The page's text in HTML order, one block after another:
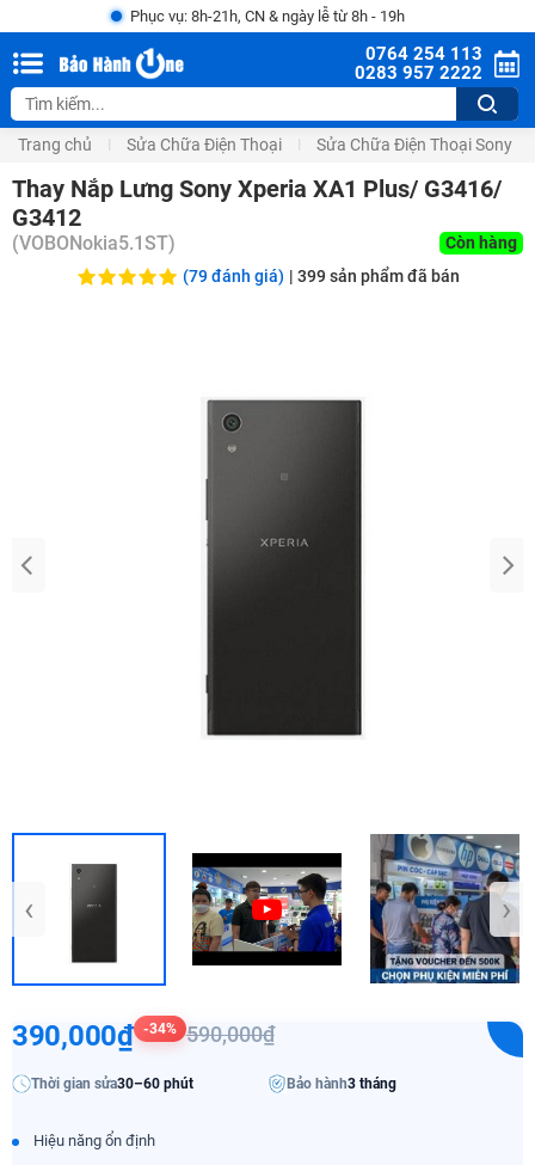
Phục vụ: 8h-21h, CN & ngày lễ từ 8h - 19h
0764 254 113
0283 957 2222
Trang chủ Sửa Chữa Điện Thoại Sửa Chữa Điện Thoại Sony
Thay Nắp Lưng Sony Xperia XA1 Plus/ G3416/
G3412
(VOBONokia5.1ST)
Còn hàng
(79 đánh giá) | 399sản phẩm đã bán
‹ ›
390,000₫ -34% 590,000₫
Thời gian sửa30–60 phút Bảo hành3 tháng
Hiệu năng ổn định